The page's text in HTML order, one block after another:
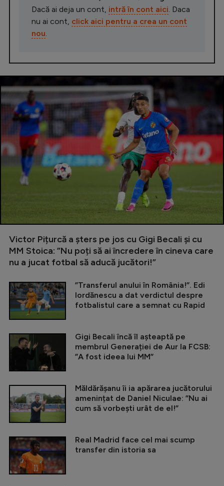
Dacă ai deja un cont, intră în cont aici . Daca
nu ai cont, click aici pentru a crea un cont
nou
Victor Pițurcă a șters pe jos cu Gigi Becali și cu
MM Stoica: ”Nu poți să ai încredere în cineva care
nu a jucat fotbal să aducă jucători!”
”Transferul anului în România!”. Edi
Iordănescu a dat verdictul despre
fotbalistul care a semnat cu Rapid
Gigi Becali încă îl așteaptă pe
membrul Generației de Aur la FCSB:
”A fost ideea lui MM”
Măldărășanu îi ia apărarea jucătorului
amenințat de Daniel Niculae: ”Nu ai
cum să vorbești urât de el!”
Real Madrid face cel mai scump
transfer din istoria sa